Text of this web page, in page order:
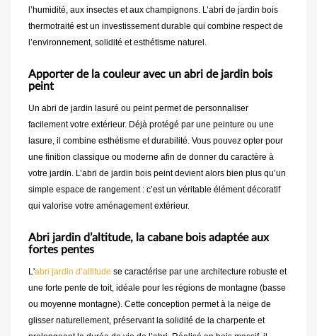
l’humidité, aux insectes et aux champignons. L’abri de jardin bois
thermotraité est un investissement durable qui combine respect de
l’environnement, solidité et esthétisme naturel.
Apporter de la couleur avec un abri de jardin bois
peint
Un abri de jardin lasuré ou peint permet de personnaliser
facilement votre extérieur. Déjà protégé par une peinture ou une
lasure, il combine esthétisme et durabilité. Vous pouvez opter pour
une finition classique ou moderne afin de donner du caractère à
votre jardin. L’abri de jardin bois peint devient alors bien plus qu’un
simple espace de rangement : c’est un véritable élément décoratif
qui valorise votre aménagement extérieur.
Abri jardin d’altitude, la cabane bois adaptée aux
fortes pentes
L'abri jardin d’altitude se caractérise par une architecture robuste et
une forte pente de toit, idéale pour les régions de montagne (basse
ou moyenne montagne). Cette conception permet à la neige de
glisser naturellement, préservant la solidité de la charpente et